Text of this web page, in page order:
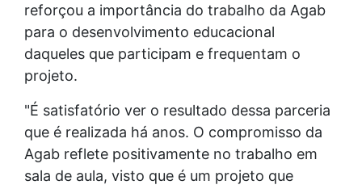
reforçou a importância do trabalho da Agab
para o desenvolvimento educacional
daqueles que participam e frequentam o
projeto.
"É satisfatório ver o resultado dessa parceria
que é realizada há anos. O compromisso da
Agab reflete positivamente no trabalho em
sala de aula, visto que é um projeto que